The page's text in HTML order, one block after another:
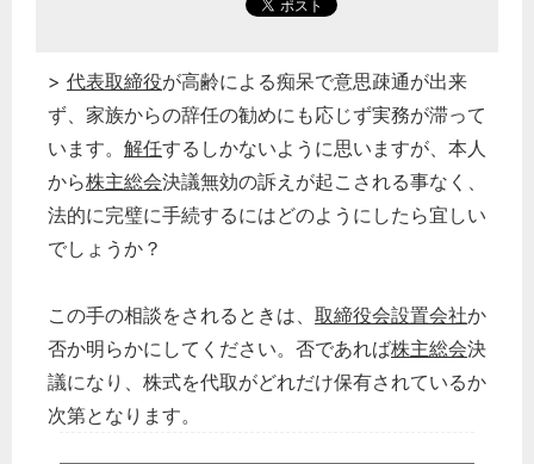
> 代表取締役が高齢による痴呆で意思疎通が出来
ず、家族からの辞任の勧めにも応じず実務が滞って
います。 解任するしかないように思いますが、本人
から株主総会決議無効の訴えが起こされる事なく、
法的に完璧に手続するにはどのようにしたら宜しい
でしょうか？
この手の相談をされるときは、 取締役会設置会社か
否か明らかにしてください。否であれば株主総会決
議になり、株式を代取がどれだけ保有されているか
次第となります。